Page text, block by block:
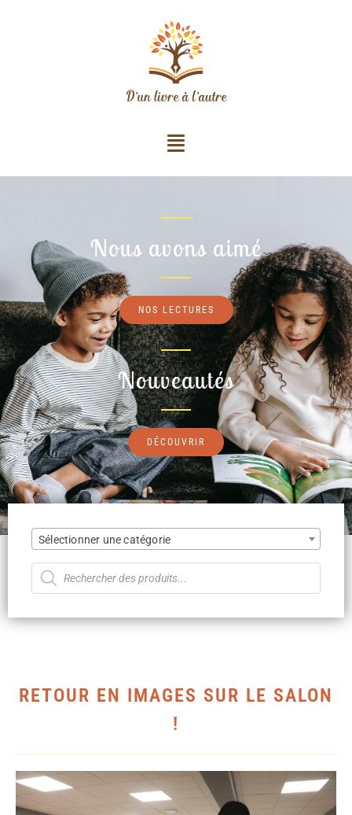
Nous avons aimé
NOS LECTURES
Nouveautés
DÉCOUVRIR
Sélectionner une catégorie
RETOUR EN IMAGES SUR LE SALON
!